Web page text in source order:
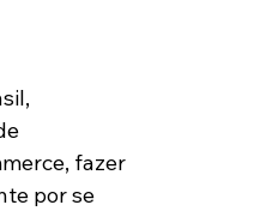
fazer
por se